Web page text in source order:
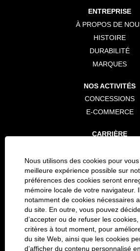
Nous utilisons des cookies pour
meilleure expérience possible sur
préférences des cookies seront
mémoire locale de votre navigateur.
notamment de cookies nécessaires
du site. En outre, vous pouvez
d’accepter ou de refuser les
critères à tout moment, pour
du site Web, ainsi que les cookies
d’afficher du contenu personnalisé
ENTREPRISE
À PROPOS DE
HISTOIRE
DURABILITÉ
MARQUES
NOS ACTIVITÉS
CONCESSIONS
E-COMMERCE
CARRIÈRE
PROCESSUS DE
TRAVAILLER POUR
RÉSEAUX
LINKEDIN
TWITTER
FACEBOOK
VIMEO